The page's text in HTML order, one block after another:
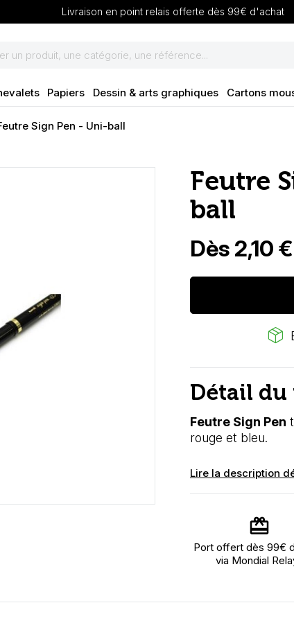
Livraison en point relais offerte dès 99€ d'achat
Papiers Dessin & arts graphiques Cartons
Sign Pen - Uni-ball
Feutre
ball
Dès 2,10 €
package_2
Détail
Feutre Sign Pen
rouge et bleu.
Lire la description
Port offert dès 99€
via Mondial